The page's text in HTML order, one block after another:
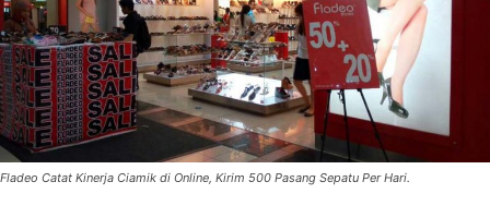
Fladeo Catat Kinerja Ciamik di Online, Kirim 500 Pasang Sepatu Per Hari.